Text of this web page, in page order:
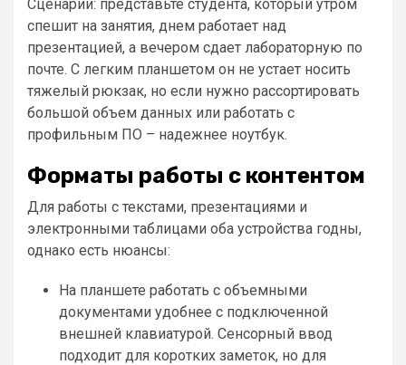
Сценарий: представьте студента, который утром
спешит на занятия, днем работает над
презентацией, а вечером сдает лабораторную по
почте. С легким планшетом он не устает носить
тяжелый рюкзак, но если нужно рассортировать
большой объем данных или работать с
профильным ПО – надежнее ноутбук.
Форматы работы с контентом
Для работы с текстами, презентациями и
электронными таблицами оба устройства годны,
однако есть нюансы:
На планшете работать с объемными
документами удобнее с подключенной
внешней клавиатурой. Сенсорный ввод
подходит для коротких заметок, но для